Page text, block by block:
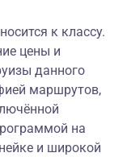
к классу.
цены и
данного
маршрутов,
на
и широкой